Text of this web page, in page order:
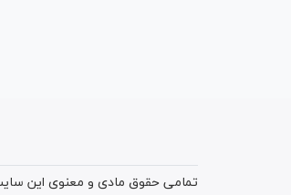
تمامی حقوق مادی و معنوی این سایت